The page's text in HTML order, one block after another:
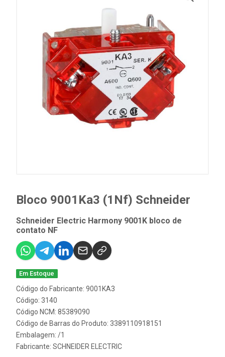
Bloco 9001Ka3 (1Nf) Schneider
Schneider Electric Harmony 9001K bloco de
contato NF
Em Estoque
Código do Fabricante: 9001KA3
Código: 3140
Código NCM: 85389090
Código de Barras do Produto: 3389110918151
Embalagem: /1
Fabricante: SCHNEIDER ELECTRIC